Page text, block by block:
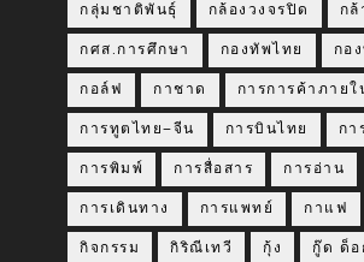
กลุ่มชาติพันธุ์ กล้องวงจรปิด กล้
กศส.การศึกษา กองทัพไทย กอ
กอล์ฟ กาชาด การการค้าภายใ
การทูตไทย–จีน การบินไทย กา
การพิมพ์ การสื่อสาร การอ่าน
การเดินทาง การแพทย์ กาแฟ
กิจกรรม กิริณีเทวี กุ้ง กู๊ด ด็อ